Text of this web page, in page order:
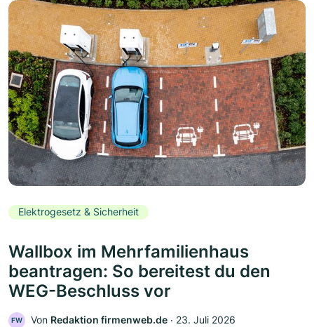
Elektrogesetz & Sicherheit
Wallbox im Mehrfamilienhaus
beantragen: So bereitest du den
WEG-Beschluss vor
FW Von Redaktion firmenweb.de ‧ 23. Juli 2026